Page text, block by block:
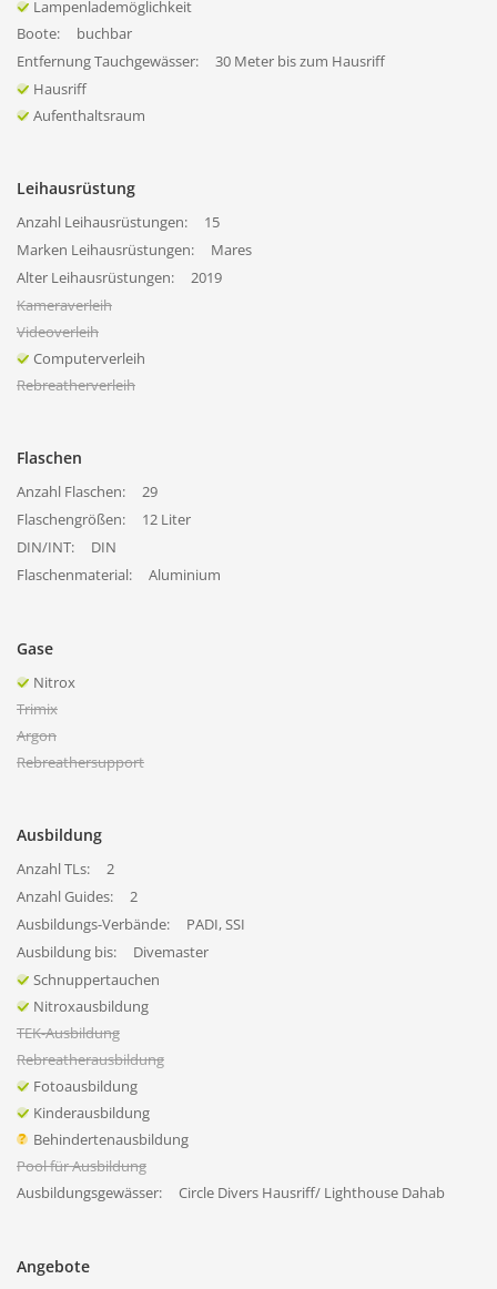
Lampenlademöglichkeit
Boote:
buchbar
Entfernung Tauchgewässer:
30 Meter bis zum Hausriff
Hausriff
Aufenthaltsraum
Leihausrüstung
Anzahl Leihausrüstungen:
15
Marken Leihausrüstungen:
Mares
Alter Leihausrüstungen:
2019
Kameraverleih
Videoverleih
Computerverleih
Rebreatherverleih
Flaschen
Anzahl Flaschen:
29
Flaschengrößen:
12 Liter
DIN/INT:
DIN
Flaschenmaterial:
Aluminium
Gase
Nitrox
Trimix
Argon
Rebreathersupport
Ausbildung
Anzahl TLs:
2
Anzahl Guides:
2
Ausbildungs-Verbände:
PADI, SSI
Ausbildung bis:
Divemaster
Schnuppertauchen
Nitroxausbildung
TEK-Ausbildung
Rebreatherausbildung
Fotoausbildung
Kinderausbildung
Behindertenausbildung
Pool für Ausbildung
Ausbildungsgewässer:
Circle Divers Hausriff/ Lighthouse Dahab
Angebote